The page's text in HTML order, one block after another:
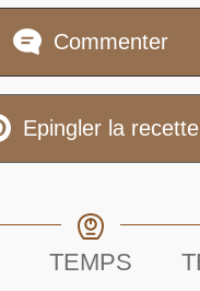
Commenter
Epingler la recette
TEMPS